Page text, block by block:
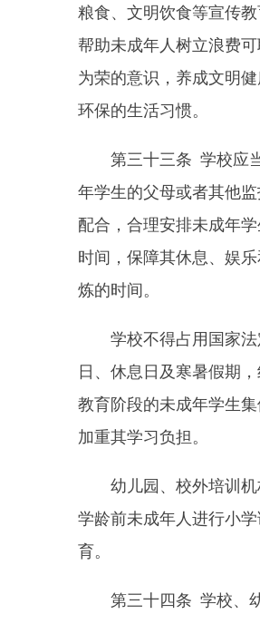
发生人身伤害事故的，学校、
园应当立即救护，妥善处理，
通知未成年人的父母或者其他
第三十八条 学校、幼儿
得安排未成年人参加商业性
不得向未成年人及其父母或者
商品和服务。
学校、幼儿园不得与校外
机构合作为未成年人提供有
辅导。
第三十九条
学校应当建
生欺凌防控工作制度，对教职
学校对学生欺凌行为应